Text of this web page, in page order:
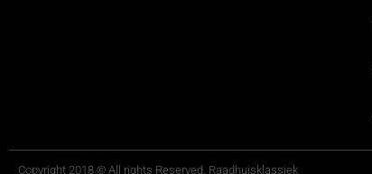
Copyright 2018 © All rights Reserved. Raadhuisklassiek